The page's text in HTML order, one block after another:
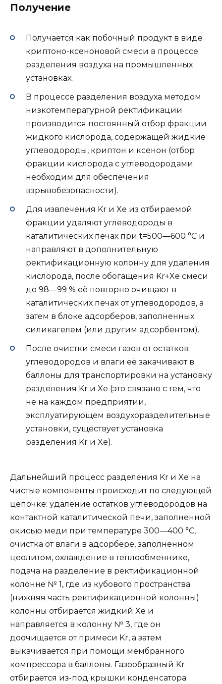
Получение
Получается как побочный продукт в виде
криптоно-ксеноновой смеси в процессе
разделения воздуха на промышленных
установках.
В процессе разделения воздуха методом
низкотемпературной ректификации
производится постоянный отбор фракции
жидкого кислорода, содержащей жидкие
углеводороды, криптон и ксенон (отбор
фракции кислорода с углеводородами
необходим для обеспечения
взрывобезопасности).
Для извлечения Kr и Xe из отбираемой
фракции удаляют углеводороды в
каталитических печах при t=500—600 °C и
направляют в дополнительную
ректификационную колонну для удаления
кислорода, после обогащения Kr+Xe смеси
до 98—99 % её повторно очищают в
каталитических печах от углеводородов, а
затем в блоке адсорберов, заполненных
силикагелем (или другим адсорбентом).
После очистки смеси газов от остатков
углеводородов и влаги её закачивают в
баллоны для транспортировки на установку
разделения Kr и Xe (это связано с тем, что
не на каждом предприятии,
эксплуатирующем воздухоразделительные
установки, существует установка
разделения Kr и Xe).
Дальнейший процесс разделения Kr и Xe на
чистые компоненты происходит по следующей
цепочке: удаление остатков углеводородов на
контактной каталитической печи, заполненной
окисью меди при температуре 300—400 °C,
очистка от влаги в адсорбере, заполненном
цеолитом, охлаждение в теплообменнике,
подача на разделение в ректификационной
колонне № 1, где из кубового пространства
(нижняя часть ректификационной колонны)
колонны отбирается жидкий Xe и
направляется в колонну № 3, где он
доочищается от примеси Kr, а затем
выкачивается при помощи мембранного
компрессора в баллоны. Газообразный Kr
отбирается из-под крышки конденсатора